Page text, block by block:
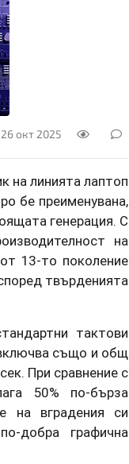
26 окт 2025
на линията лаптоп
бе преименувана,
генерация. С
на
13-то поколение
твърденията
тактови
също и общ
При сравнение с
50% по-бърза
на вградения си
добра графична